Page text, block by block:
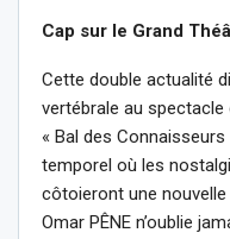
Cap sur le Grand
Cette double actualité
vertébrale au
« Bal des
temporel où les
côtoieront une
Omar PÊNE n’oublie